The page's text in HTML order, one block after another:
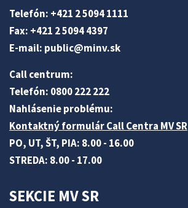
Telefón: +421 2 5094 1111
Fax: +421 2 5094 4397
E-mail: public@minv.sk
Call centrum:
Telefón: 0800 222 222
Nahlásenie problému:
Kontaktný formulár Call Centra MV SR
PO, UT, ŠT, PIA: 8.00 - 16.00
STREDA: 8.00 - 17.00
SEKCIE MV SR